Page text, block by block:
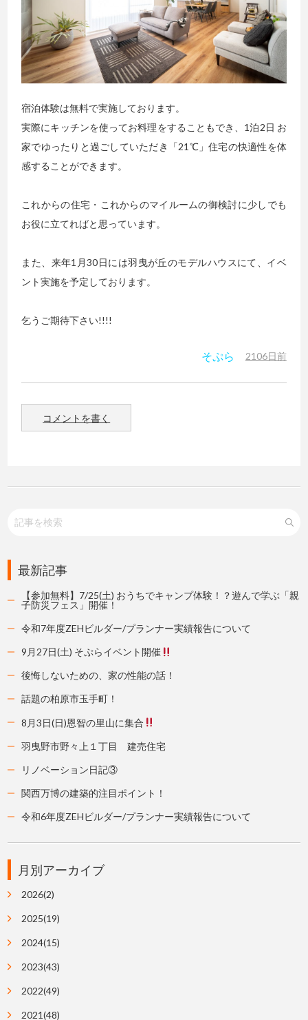
宿泊体験は無料で実施しております。
実際にキッチンを使ってお料理をすることもでき、1泊2日 お
家でゆったりと過ごしていただき「21℃」住宅の快適性を体
感することができます。
これからの住宅・これからのマイルームの御検討に少しでも
お役に立てればと思っています。
また、来年1月30日には羽曳が丘のモデルハウスにて、イベ
ント実施を予定しております。
乞うご期待下さい!!!!
そぷら 2106日前
コメントを書く
最新記事
【参加無料】7/25(土) おうちでキャンプ体験！？遊んで学ぶ「親
子防災フェス」開催！
令和7年度ZEHビルダー/プランナー実績報告について
9月27日(土) そぷらイベント開催
後悔しないための、家の性能の話！
話題の柏原市玉手町！
8月3日(日)恩智の里山に集合
羽曳野市野々上１丁目 建売住宅
リノベーション日記③
関西万博の建築的注目ポイント！
令和6年度ZEHビルダー/プランナー実績報告について
月別アーカイブ
2026(2)
2025(19)
2024(15)
2023(43)
2022(49)
2021(48)